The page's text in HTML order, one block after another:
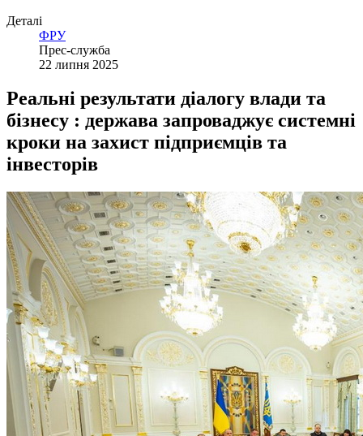
Деталі
ФРУ
Прес-служба
22 липня 2025
Реальні результати діалогу влади та
бізнесу : держава запроваджує системні
кроки на захист підприємців та
інвесторів